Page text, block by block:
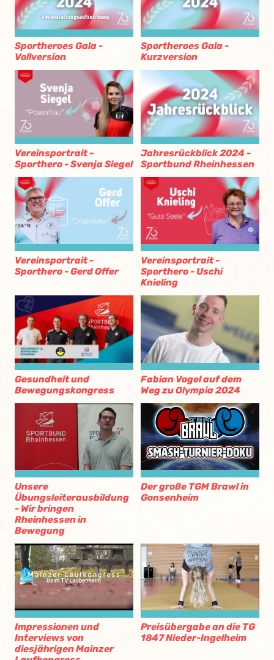
Sportheroes Gala -
Vollversion
Sportheroes Gala -
Kurzversion
Vereinsportrait -
Sporthero - Svenja Siegel
Jahresrückblick 2024 -
Sportbund Rheinhessen
Vereinsportrait -
Sporthero - Gerd Offer
Vereinsportrait -
Sporthero - Uschi
Knieling
Gesundheit und
Bewegungskongress
Fabian Vogel auf dem
Weg zu Olympia 2024
Unsere
Übungsleiterausbildung
- Wir bringen
Rheinhessen in
Bewegung
Der große TGM Brawl in
Gonsenheim
Impressionen und
Interviews von
diesjährigen Mainzer
Preisübergabe an die TG
1847 Nieder-Ingelheim